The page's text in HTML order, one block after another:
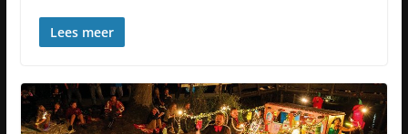
Lees meer